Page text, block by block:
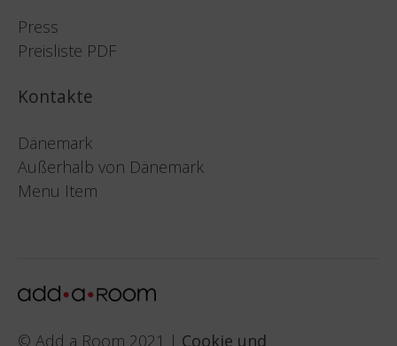
Press
Preisliste PDF
Kontakte
Dänemark
Außerhalb von Dänemark
Menu Item
© Add a Room 2021 | Cookie und